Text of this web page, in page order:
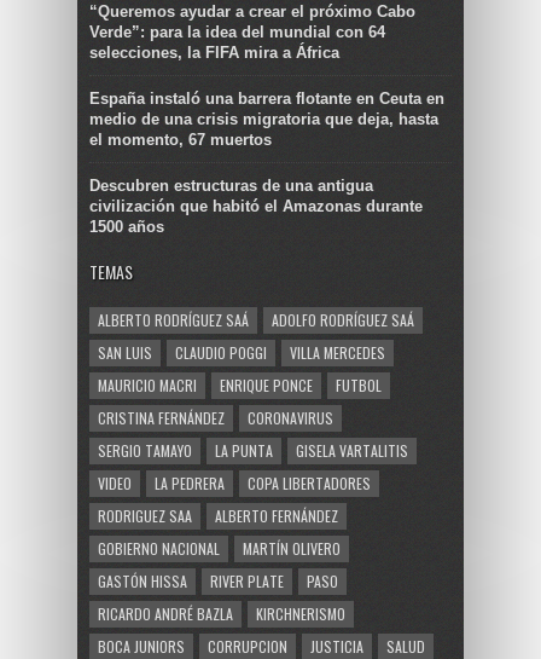
“Queremos ayudar a crear el próximo Cabo
Verde”: para la idea del mundial con 64
selecciones, la FIFA mira a África
España instaló una barrera flotante en Ceuta en
medio de una crisis migratoria que deja, hasta
el momento, 67 muertos
Descubren estructuras de una antigua
civilización que habitó el Amazonas durante
1500 años
TEMAS
ALBERTO RODRÍGUEZ SAÁ
ADOLFO RODRÍGUEZ SAÁ
SAN LUIS
CLAUDIO POGGI
VILLA MERCEDES
MAURICIO MACRI
ENRIQUE PONCE
FUTBOL
CRISTINA FERNÁNDEZ
CORONAVIRUS
SERGIO TAMAYO
LA PUNTA
GISELA VARTALITIS
VIDEO
LA PEDRERA
COPA LIBERTADORES
RODRIGUEZ SAA
ALBERTO FERNÁNDEZ
GOBIERNO NACIONAL
MARTÍN OLIVERO
GASTÓN HISSA
RIVER PLATE
PASO
RICARDO ANDRÉ BAZLA
KIRCHNERISMO
BOCA JUNIORS
CORRUPCION JUSTICIA SALUD